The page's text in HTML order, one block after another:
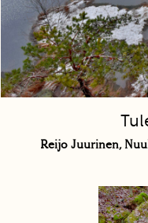
Reijo Juurinen,